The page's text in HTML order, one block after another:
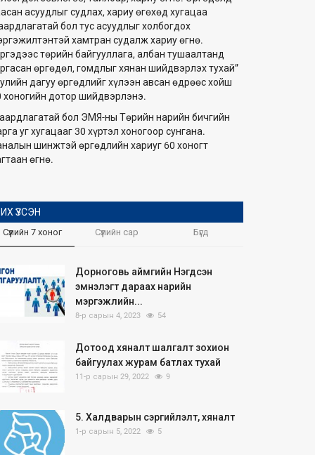
асуудлыг судлах, хариу өгөхөд хугацаа
бол тус асуудлыг холбогдох
хамтран судалж хариу өгнө.
төрийн байгууллага, албан тушаалтанд
өргөдөл, гомдлыг хянан шийдвэрлэх тухай”
дагуу өргөдлийг хүлээн авсан өдрөөс хойш
хоногийн дотор шийдвэрлэнэ.
бол ЭМЯ-ны Төрийн нарийн бичгийн
уг хугацааг 30 хүртэл хоногоор сунгана.
шинжтэй өргөдлийн хариуг 60 хоногт
өгнө.
ИХ ҮЗСЭН
Сүүлийн 7 хоног Сүүлийн сар Бүгд
Дорноговь аймгийн Нэгдсэн
эмнэлэгт дараах нарийн
мэргэжлийн...
8-р сарын 4, 2023 54
Дотоод хяналт шалгалт зохион
байгуулах журам батлах тухай
11-р сарын 29, 2022 9
5. Халдварын сэргийлэлт, хяналт
1-р сарын 5, 2022 5